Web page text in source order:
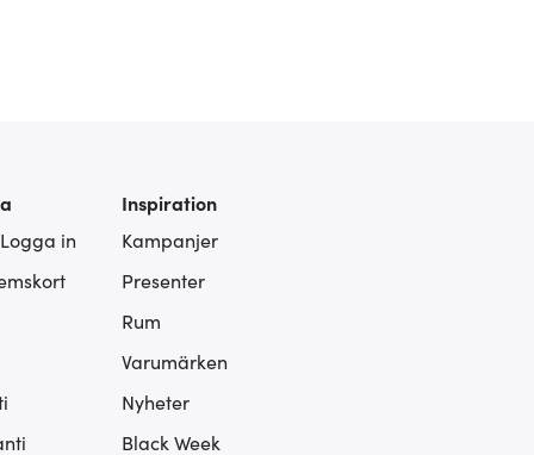
in
Inspiration
Kampanjer
Presenter
Rum
Varumärken
Nyheter
Black Week